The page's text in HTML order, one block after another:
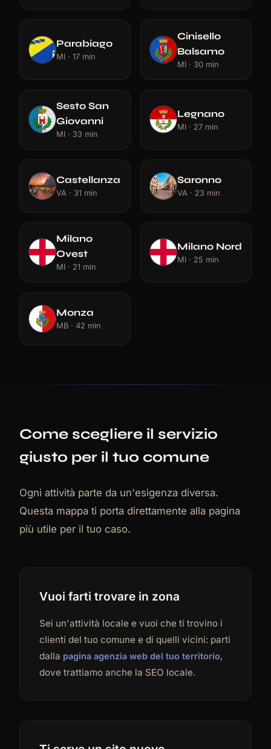
Parabiago
MI · 17 min
Cinisello
Balsamo
MI · 30 min
Sesto San
Giovanni
MI · 33 min
Legnano
MI · 27 min
Castellanza
VA · 31 min
Saronno
VA · 23 min
Milano
Ovest
MI · 21 min
Milano Nord
MI · 25 min
Monza
MB · 42 min
Come scegliere il servizio
giusto per il tuo comune
Ogni attività parte da un'esigenza diversa.
Questa mappa ti porta direttamente alla pagina
più utile per il tuo caso.
Vuoi farti trovare in zona
Sei un'attività locale e vuoi che ti trovino i
clienti del tuo comune e di quelli vicini: parti
dalla pagina agenzia web del tuo territorio,
dove trattiamo anche la SEO locale.